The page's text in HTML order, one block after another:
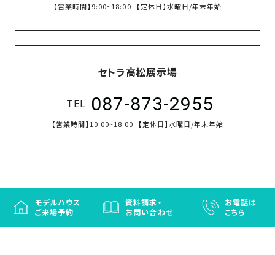
モデルハウス
ご来場予約
資料請求・
お問い合わせ
お電話は
こちら
【営業時間】 9:00~18:00 【定休日】水曜日/年末年始
セトラ高松展示場
TEL 087-873-2955
【営業時間】 10:00~18:00 【定休日】水曜日/年末年始